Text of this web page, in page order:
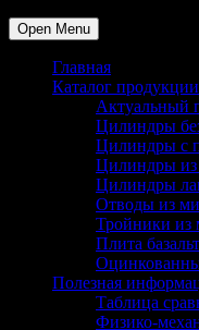
Open Menu
Главная
Каталог продукции
Актуальный
Цилиндры
Цилиндры с
Цилиндры из
Цилиндры
Отводы из
Тройники из
Плита
Полезная
Таблица
Физико-